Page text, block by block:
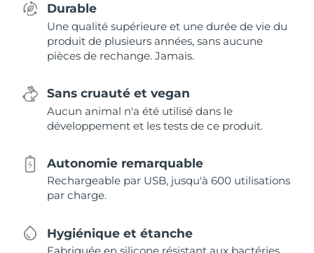
Durable
Une qualité supérieure et une durée de vie du
produit de plusieurs années, sans aucune
pièces de rechange. Jamais.
Sans cruauté et vegan
Aucun animal n'a été utilisé dans le
développement et les tests de ce produit.
Autonomie remarquable
Rechargeable par USB, jusqu'à 600 utilisations
par charge.
Hygiénique et étanche